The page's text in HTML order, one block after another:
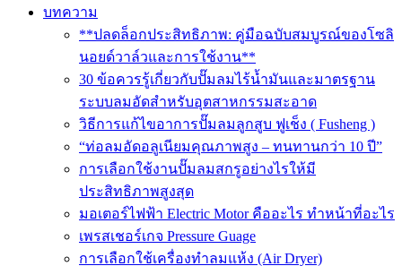
บทความ
**ปลดล็อกประสิทธิภาพ: คู่มือฉบับสมบูรณ์ของโซลิ
นอยด์วาล์วและการใช้งาน**
30 ข้อควรรู้เกี่ยวกับปั๊มลมไร้น้ำมันและมาตรฐาน
ระบบลมอัดสำหรับอุตสาหกรรมสะอาด
วิธีการแก้ไขอาการปั๊มลมลูกสูบ ฟูเช็ง ( Fusheng )
“ท่อลมอัดอลูเนียมคุณภาพสูง – ทนทานกว่า 10 ปี”
การเลือกใช้งานปั๊มลมสกรูอย่างไรให้มี
ประสิทธิภาพสูงสุด
มอเตอร์ไฟฟ้า Electric Motor คืออะไร ทำหน้าที่อะไร
เพรสเชอร์เกจ Pressure Guage
การเลือกใช้เครื่องทำลมแห้ง (Air Dryer)